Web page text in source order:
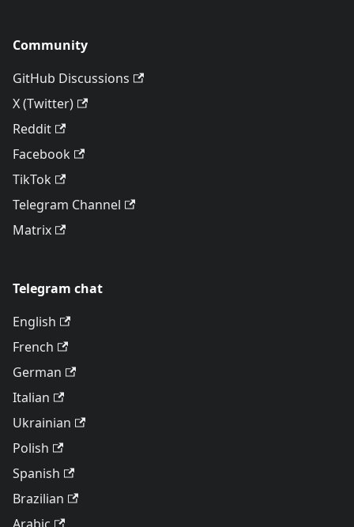
Community
GitHub Discussions
X (Twitter)
Reddit
Facebook
TikTok
Telegram Channel
Matrix
Telegram chat
English
French
German
Italian
Ukrainian
Polish
Spanish
Brazilian